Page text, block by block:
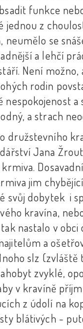
funkce
jednou z
neumělo se
a lehčí
Není
rodin
nespokojenost
a strach
družstevního
Jana
jim
svůj dobytek i
kravína,
nastalo v
a
slz (zvláště
zvyklé,
v kravíně
z údolí na
blátivých -